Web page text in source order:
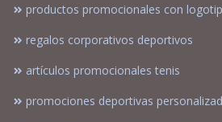
productos promocionales con
regalos corporativos deportivos
artículos promocionales tenis
promociones deportivas